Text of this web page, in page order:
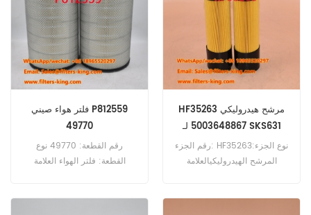
7C18D.
فلتر هواء صيني P812559
49770
رقم القطعة: 49770 نوع
القطعة: فلتر الهواء العلامة
HF35263 مرشح هيدروليكي
5003648867 لـ SKS631
SKS633 رقم الجزء: HF35263نوع الجزء:
المرشح الهيدروليكيالعلامة